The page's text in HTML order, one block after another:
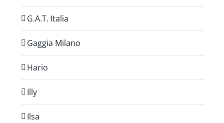
G.A.T. Italia
Gaggia Milano
Hario
Illy
Ilsa